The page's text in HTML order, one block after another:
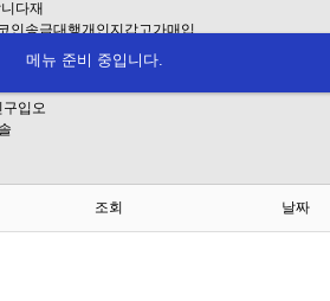
다재
송금대행개인지갑고가매입
탁해
치료제
입오
메뉴 준비 중입니다.
조회 날짜